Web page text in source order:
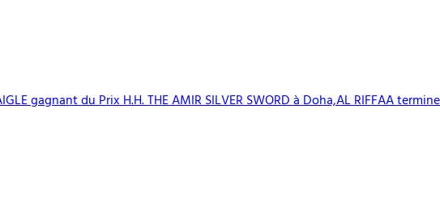
gagnant du Prix H.H. THE AMIR SILVER SWORD à Doha,AL RIFFAA